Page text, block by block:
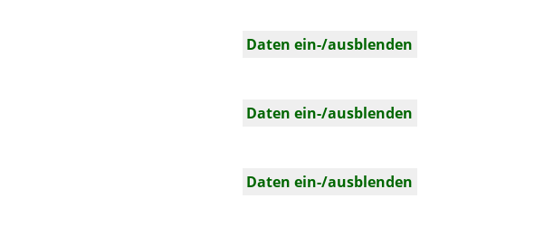
Daten ein-/ausblenden
Daten ein-/ausblenden
Daten ein-/ausblenden